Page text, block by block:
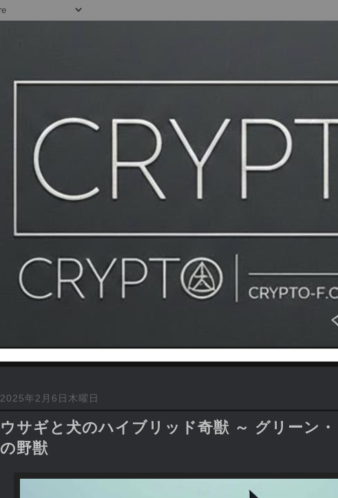
2025年2月6日木曜日
ウサギと犬のハイブリッド奇獣 ～ グリーン
の野獣